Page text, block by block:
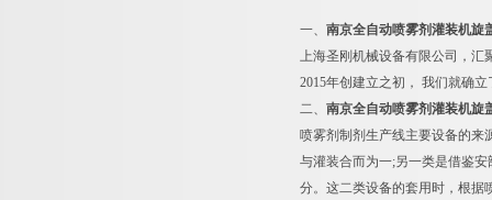
一、 南京全自动喷雾剂灌装机旋
上海圣刚机械设备有限公司，汇
2015年创建立之初， 我们就确
二、 南京全自动喷雾剂灌装机旋
喷雾剂制剂生产线主要设备的来
与灌装合而为一;另一类是借鉴
分。这二类设备的套用时，根据